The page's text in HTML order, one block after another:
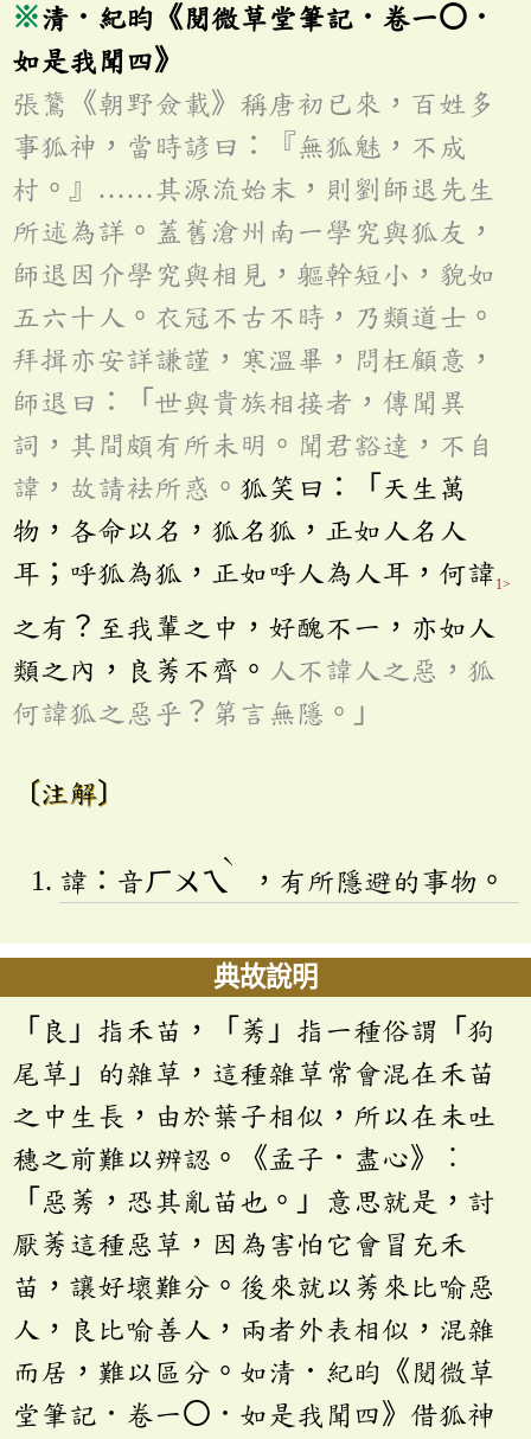
※清．紀昀《閱微草堂筆記．卷一〇．
如是我聞四》
張鷟《朝野僉載》稱唐初已來，百姓多
事狐神，當時諺曰：『無狐魅，不成
村。』……其源流始末，則劉師退先生
所述為詳。蓋舊滄州南一學究與狐友，
師退因介學究與相見，軀幹短小，貌如
五六十人。衣冠不古不時，乃類道士。
拜揖亦安詳謙謹，寒溫畢，問枉顧意，
師退曰：「世與貴族相接者，傳聞異
詞，其間頗有所未明。聞君豁達，不自
諱，故請袪所惑。 狐笑曰：「天生萬
物，各命以名，狐名狐，正如人名人
耳；呼狐為狐，正如呼人為人耳，何諱1>
之有？至我輩之中，好醜不一，亦如人
類之內，良莠不齊。 人不諱人之惡，狐
何諱狐之惡乎？第言無隱。」
〔注解〕
諱：音ㄏㄨㄟ
ˋ
，有所隱避的事物。
典故說明
「良」指禾苗，「莠」指一種俗謂「狗
尾草」的雜草，這種雜草常會混在禾苗
之中生長，由於葉子相似，所以在未吐
穗之前難以辨認。《孟子．盡心》︰
「惡莠，恐其亂苗也。」意思就是，討
厭莠這種惡草，因為害怕它會冒充禾
苗，讓好壞難分。後來就以莠來比喻惡
人，良比喻善人，兩者外表相似，混雜
而居，難以區分。如清．紀昀《閱微草
堂筆記．卷一〇．如是我聞四》借狐神